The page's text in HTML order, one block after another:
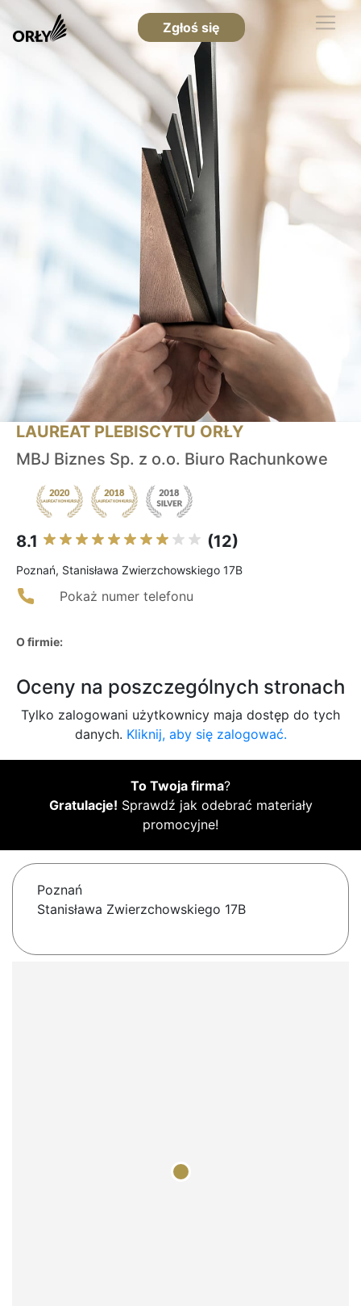
Zgłoś się
LAUREAT PLEBISCYTU ORŁY
MBJ Biznes Sp. z o.o. Biuro Rachunkowe
8.1 (12)
Poznań, Stanisława Zwierzchowskiego 17B
Pokaż numer telefonu
O firmie:
Oceny na poszczególnych stronach
Tylko zalogowani użytkownicy maja dostęp do tych
danych. Kliknij, aby się zalogować.
To Twoja firma?
Gratulacje! Sprawdź jak odebrać materiały
promocyjne!
Poznań
Stanisława Zwierzchowskiego 17B